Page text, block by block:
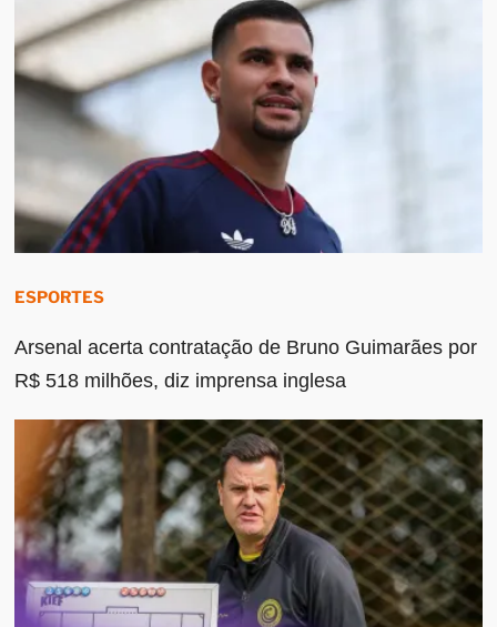
ESPORTES
Arsenal acerta contratação de Bruno Guimarães por
R$ 518 milhões, diz imprensa inglesa